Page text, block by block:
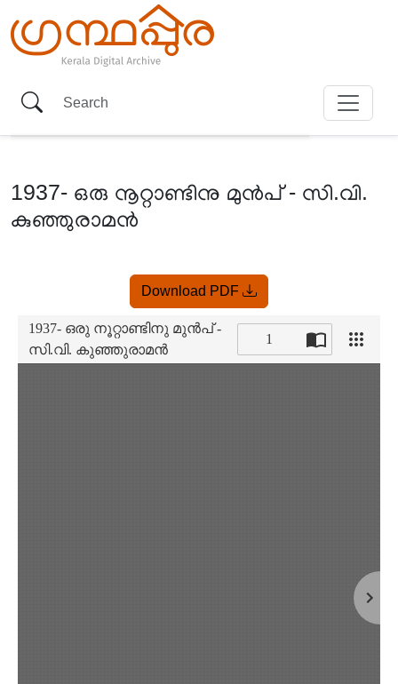
1937- ഒരു നൂറ്റാണ്ടിനു മുൻപ് - സി.വി.
കുഞ്ഞുരാമൻ
Download PDF